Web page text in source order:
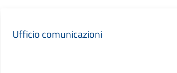
Ufficio comunicazioni